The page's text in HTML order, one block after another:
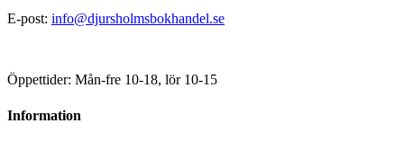
E-post: info@djursholmsbokhandel.se
Öppettider: Mån-fre 10-18, lör 10-15
Information